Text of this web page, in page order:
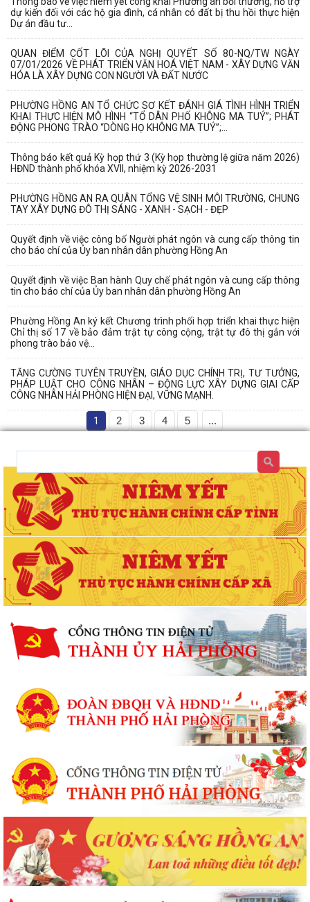
dự kiến đối với các hộ gia đình, cá nhân có đất bị thu hồi thực hiện
Dự án đầu tư...
QUAN ĐIỂM CỐT LÕI CỦA NGHỊ QUYẾT SỐ 80-NQ/TW NGÀY
07/01/2026 VỀ PHÁT TRIỂN VĂN HOÁ VIỆT NAM - XÂY DỰNG VĂN
HÓA LÀ XÂY DỰNG CON NGƯỜI VÀ ĐẤT NƯỚC
PHƯỜNG HỒNG AN TỔ CHỨC SƠ KẾT ĐÁNH GIÁ TÌNH HÌNH TRIỂN
KHAI THỰC HIỆN MÔ HÌNH “TỔ DÂN PHỐ KHÔNG MA TUÝ”; PHÁT
ĐỘNG PHONG TRÀO “DÒNG HỌ KHÔNG MA TUÝ”;...
Thông báo kết quả Kỳ họp thứ 3 (Kỳ họp thường lệ giữa năm 2026)
HĐND thành phố khóa XVII, nhiệm kỳ 2026-2031
PHƯỜNG HỒNG AN RA QUÂN TỔNG VỆ SINH MÔI TRƯỜNG, CHUNG
TAY XÂY DỰNG ĐÔ THỊ SÁNG - XANH - SẠCH - ĐẸP
Quyết định về việc công bố Người phát ngôn và cung cấp thông tin
cho báo chí của Ủy ban nhân dân phường Hồng An
Quyết định về việc Ban hành Quy chế phát ngôn và cung cấp thông
tin cho báo chí của Ủy ban nhân dân phường Hồng An
Phường Hồng An ký kết Chương trình phối hợp triển khai thực hiện
Chỉ thị số 17 về bảo đảm trật tự công cộng, trật tự đô thị gắn với
phong trào bảo vệ...
TĂNG CƯỜNG TUYÊN TRUYỀN, GIÁO DỤC CHÍNH TRỊ, TƯ TƯỞNG,
PHÁP LUẬT CHO CÔNG NHÂN – ĐỘNG LỰC XÂY DỰNG GIAI CẤP
CÔNG NHÂN HẢI PHÒNG HIỆN ĐẠI, VỮNG MẠNH.
1 2 3 4 5 ...